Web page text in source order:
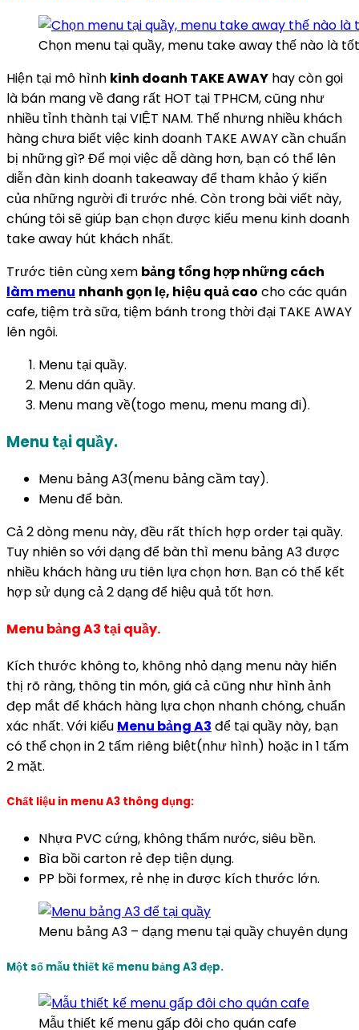
Chọn menu tại quầy, menu take away thế nào là
Hiện tại mô hình kinh doanh TAKE AWAY hay còn gọi
là bán mang về đang rất HOT tại TPHCM, cũng như
nhiều tỉnh thành tại VIỆT NAM. Thế nhưng nhiều khách
hàng chưa biết việc kinh doanh TAKE AWAY cần chuẩn
bị những gì? Để mọi việc dễ dàng hơn, bạn có thể lên
diễn đàn kinh doanh takeaway để tham khảo ý kiến
của những người đi trước nhé. Còn trong bài viết này,
chúng tôi sẽ giúp bạn chọn được kiểu menu kinh doanh
take away hút khách nhất.
Trước tiên cùng xem bảng tổng hợp những cách
làm menu nhanh gọn lẹ, hiệu quả cao cho các quán
cafe, tiệm trà sữa, tiệm bánh trong thời đại TAKE AWAY
lên ngôi.
Menu tại quầy.
Menu dán quầy.
Menu mang về(togo menu, menu mang đi).
Menu tại quầy.
Menu bảng A3(menu bảng cầm tay).
Menu để bàn.
Cả 2 dòng menu này, đều rất thích hợp order tại quầy.
Tuy nhiên so với dạng để bàn thì menu bảng A3 được
nhiều khách hàng ưu tiên lựa chọn hơn. Bạn có thể kết
hợp sử dụng cả 2 dạng để hiệu quả tốt hơn.
Menu bảng A3 tại quầy.
Kích thước không to, không nhỏ dạng menu này hiển
thị rõ ràng, thông tin món, giá cả cũng như hình ảnh
đẹp mắt để khách hàng lựa chọn nhanh chóng, chuẩn
xác nhất. Với kiểu Menu bảng A3 để tại quầy này, bạn
có thể chọn in 2 tấm riêng biệt(như hình) hoặc in 1 tấm
2 mặt.
Chất liệu in menu A3 thông dụng:
Nhựa PVC cứng, không thấm nước, siêu bền.
Bìa bồi carton rẻ đẹp tiện dụng.
PP bồi formex, rẻ nhẹ in được kích thước lớn.
Menu bảng A3 – dạng menu tại quầy chuyên dụng
Một số mẫu thiết kế menu bảng A3 đẹp.
Mẫu thiết kế menu gấp đôi cho quán cafe